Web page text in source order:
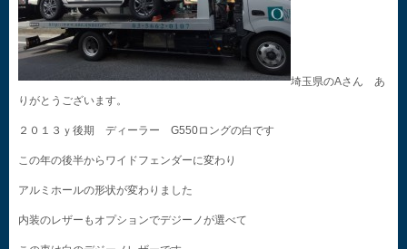
埼玉県のAさん あ
りがとうございます。
２０１３ｙ後期 ディーラー G550ロングの白です
この年の後半からワイドフェンダーに変わり
アルミホールの形状が変わりました
内装のレザーもオプションでデジーノが選べて